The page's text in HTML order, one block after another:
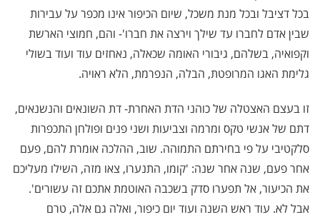
בכל דציבל ובכל מנת משכל, שיום הכיפור אינו מכפר על עבירות
שבין אדם לחברו עד שילך וירצה את חברו'- והם, חמוצי הארשת
וקפואיה, בשלהם, גיבורי האומה שכאלה, נאחזים עוד ועוד בשולי
גלימת האגו המרופטת, הבלה, הנפרמת, הלא ראויה.
זו בעצם האצטלה של כוהני הדת האחרת- דת השונאים והנשנאים,
דתם של אנשי טקס ומרמה וצביעות ושני פנים ופולחן התכפרות
סלקטיבי על פי בחירתם התמוהה. שוב, ההלכה אומרת להם, פעם
אחר פעם, שנה אחר שנה: 'קומו, התנערו, צאו מזה, השילו מעליכם
את הכיעור, אל תפערו סדק בשכבה האוטמת אתכם זה עשורים'.
אבל לא. עוד ראש השנה ועוד יום כיפור, ואלה גם אלה, טרם